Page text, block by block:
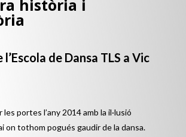
història i
l’Escola de Dansa TLS a Vic
les portes l’any 2014 amb la il·lusió
on tothom pogués gaudir de la dansa.